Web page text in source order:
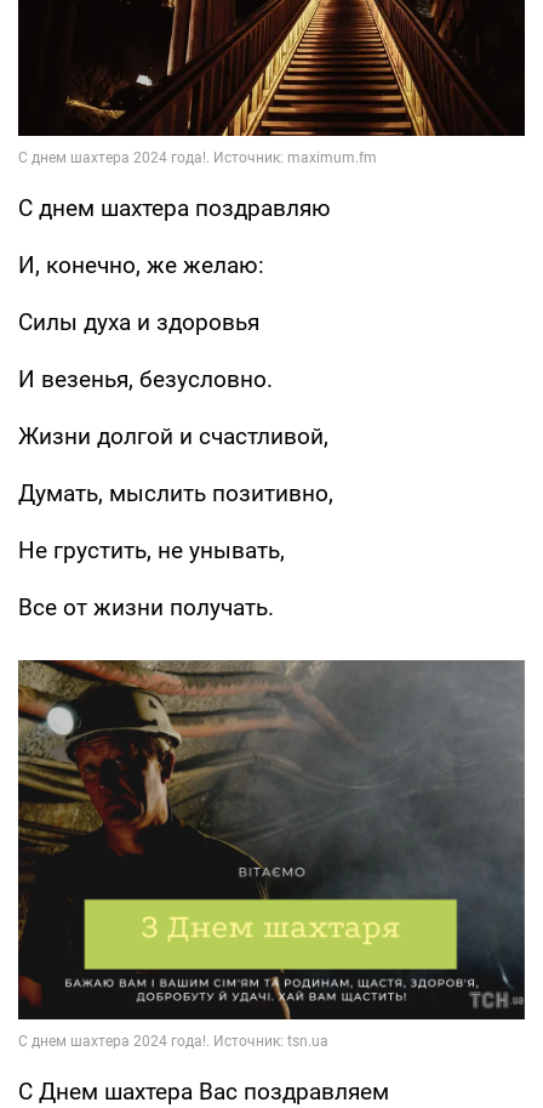
С днем шахтера поздравляю
И, конечно, же желаю:
Силы духа и здоровья
И везенья, безусловно.
Жизни долгой и счастливой,
Думать, мыслить позитивно,
Не грустить, не унывать,
Все от жизни получать.
С Днем шахтера Вас поздравляем